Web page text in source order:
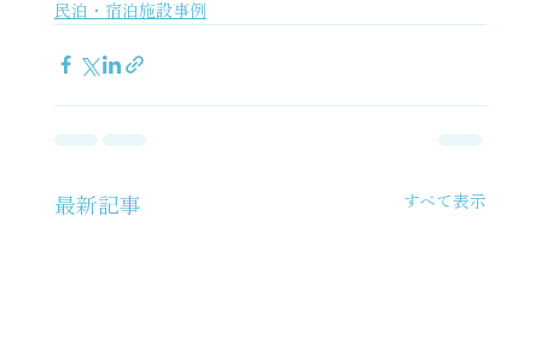
民泊・宿泊施設事例
最新記事 すべて表示